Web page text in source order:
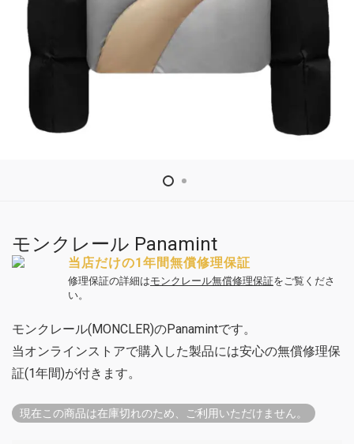
モンクレール Panamint
当店だけの1年間無償修理保証
修理保証の詳細はモンクレール無償修理保証をご覧くださ
い。
モンクレール(MONCLER)のPanamintです。
当オンラインストアで購入した製品には安心の無償修理保
証(1年間)が付きます。
現在この商品は在庫切れのため、ご利用いただけません。